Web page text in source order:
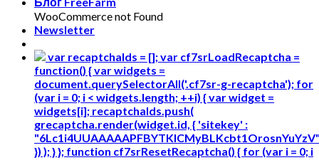
WooCommerce not Found
Newsletter
var recaptchaIds = []; var cf7srLoadRecaptcha =
function() { var widgets =
document.querySelectorAll('.cf7sr-g-recaptcha'); for
(var i = 0; i < widgets.length; ++i) { var widget =
widgets[i]; recaptchaIds.push(
grecaptcha.render(widget.id, { 'sitekey' :
}) ); } }; function cf7srResetRecaptcha() { for (var i = 0; i